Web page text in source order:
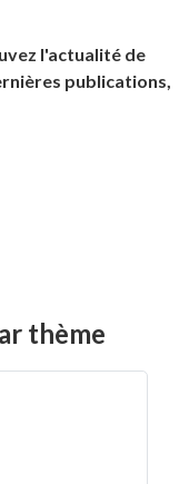
l'actualité de
publications,
thème